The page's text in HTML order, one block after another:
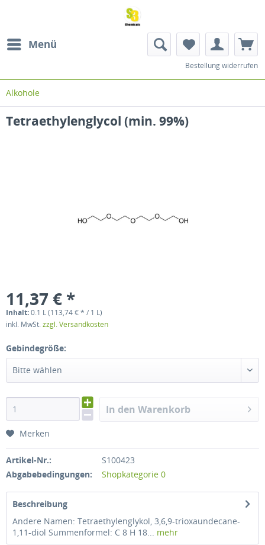
Menü
Bestellung widerrufen
Alkohole
Tetraethylenglycol (min. 99%)
11,37 € *
Inhalt:0.1 L (113,74 € * / 1 L)
inkl. MwSt.zzgl. Versandkosten
Gebindegröße:
Bitte wählen
In den Warenkorb
Merken
Artikel-Nr.:
S100423
Abgabebedingungen:
Shopkategorie 0
Beschreibung
Andere Namen: Tetraethylenglykol, 3,6,9-trioxaundecane-
1,11-diol Summenformel: C 8 H 18... mehr